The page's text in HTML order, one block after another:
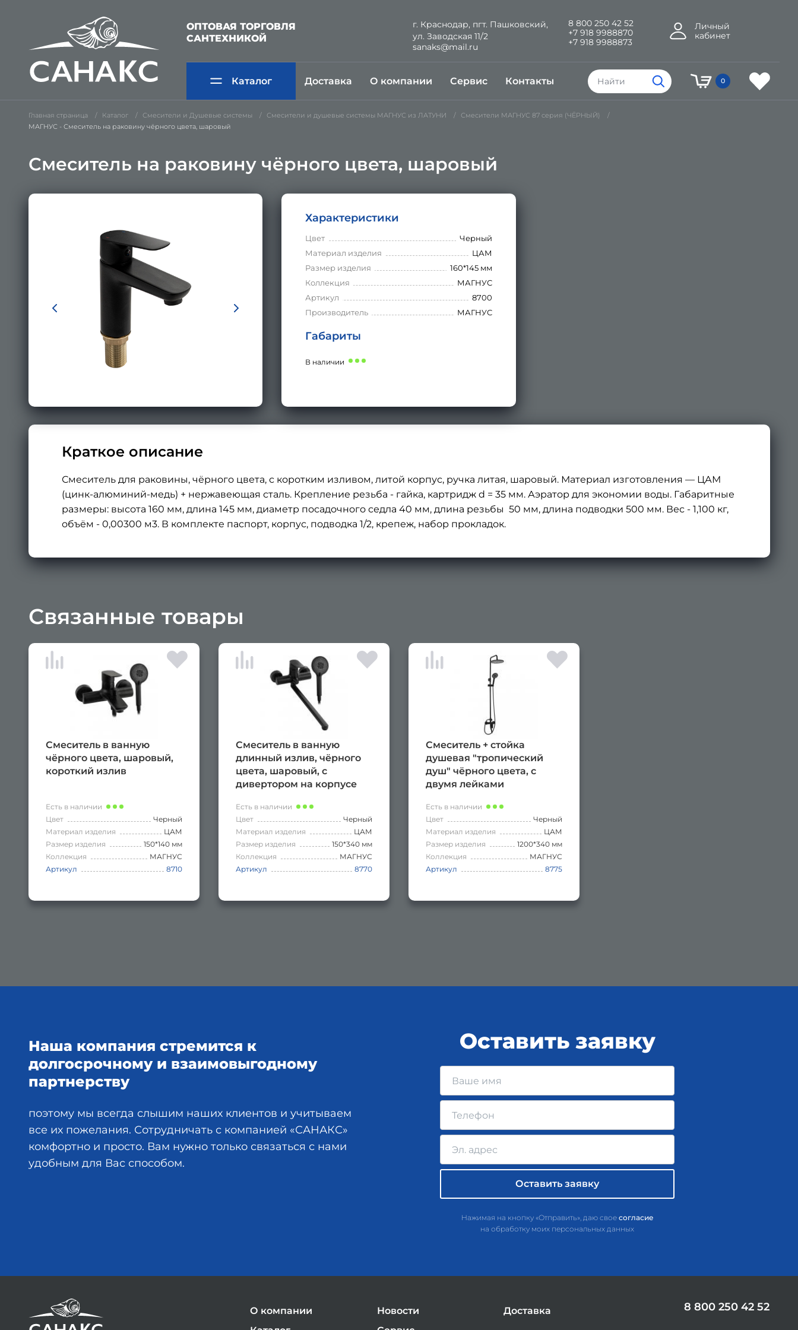
ОПТОВАЯ ТОРГОВЛЯ
САНТЕХНИКОЙ
г. Краснодар, пгт. Пашковский,
ул. Заводская 11/2
sanaks@mail.ru
8 800 250 42 52
+7 918 9988870
+7 918 9988873
Личный
кабинет
Каталог Доставка О компании Сервис Контакты 0
Главная страница Каталог Смесители и Душевые системы Смесители и душевые системы МАГНУС из ЛАТУНИ
Смесители МАГНУС 87 серия (ЧЁРНЫЙ)
МАГНУС - Смеситель на раковину чёрного цвета, шаровый
Смеситель на раковину чёрного цвета, шаровый
Характеристики
Цвет
Черный
Материал изделия
ЦАМ
Размер изделия
160*145 мм
Коллекция
МАГНУС
Артикул
8700
Производитель
МАГНУС
Габариты
В наличии
Краткое описание
Смеситель для раковины, чёрного цвета, с коротким изливом, литой корпус, ручка литая, шаровый. Материал изготовления — ЦАМ
(цинк-алюминий-медь) + нержавеющая сталь. Крепление резьба - гайка, картридж d = 35 мм. Аэратор для экономии воды. Габаритные
размеры: высота 160 мм, длина 145 мм, диаметр посадочного седла 40 мм, длина резьбы 50 мм, длина подводки 500 мм. Вес - 1,100 кг,
объём - 0,00300 м3. В комплекте паспорт, корпус, подводка 1/2, крепеж, набор прокладок.
Связанные товары
Смеситель в ванную
чёрного цвета, шаровый,
короткий излив
Есть в наличии
Цвет
Черный
Материал изделия
ЦАМ
Размер изделия
150*140 мм
Коллекция
МАГНУС
Артикул
8710
Смеситель в ванную
длинный излив, чёрного
цвета, шаровый, с
дивертором на корпусе
Есть в наличии
Цвет
Черный
Материал изделия
ЦАМ
Размер изделия
150*340 мм
Коллекция
МАГНУС
Артикул
8770
Смеситель + стойка
душевая "тропический
душ" чёрного цвета, с
двумя лейками
Есть в наличии
Цвет
Черный
Материал изделия
ЦАМ
Размер изделия
1200*340 мм
Коллекция
МАГНУС
Артикул
8775
Наша компания стремится к
долгосрочному и взаимовыгодному
партнерству
поэтому мы всегда слышим наших клиентов и учитываем
все их пожелания. Сотрудничать с компанией «САНАКС»
комфортно и просто. Вам нужно только связаться с нами
удобным для Вас способом.
Оставить заявку
Нажимая на кнопку «Отправить», даю свое согласие
на обработку моих персональных данных
О компании
Новости
Доставка 8 800 250 42 52